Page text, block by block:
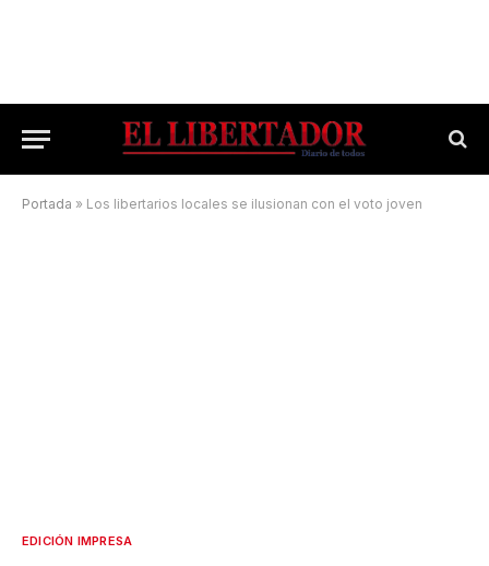
Portada » Los libertarios locales se ilusionan con el voto joven
EDICIÓN IMPRESA